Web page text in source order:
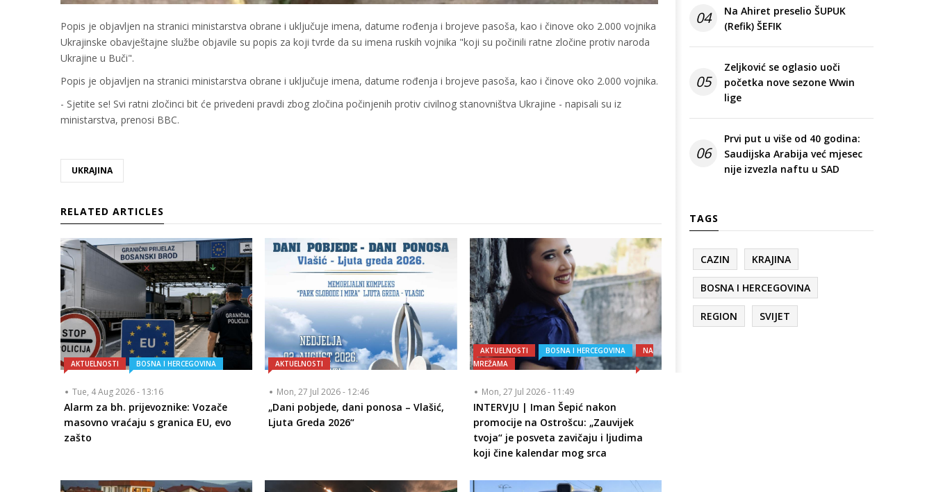
Popis je objavljen na stranici ministarstva obrane i uključuje imena, datume rođenja i brojeve pasoša, kao i činove oko 2.000 vojnika
Ukrajinske obavještajne službe objavile su popis za koji tvrde da su imena ruskih vojnika "koji su počinili ratne zločine protiv naroda
Ukrajine u Buči".
Popis je objavljen na stranici ministarstva obrane i uključuje imena, datume rođenja i brojeve pasoša, kao i činove oko 2.000 vojnika.
- Sjetite se! Svi ratni zločinci bit će privedeni pravdi zbog zločina počinjenih protiv civilnog stanovništva Ukrajine - napisali su iz
ministarstva, prenosi BBC.
UKRAJINA
RELATED ARTICLES
AKTUELNOSTI BOSNA I HERCEGOVINA
Tue, 4 Aug 2026 - 13:16
Alarm za bh. prijevoznike: Vozače
masovno vraćaju s granica EU, evo
zašto
AKTUELNOSTI
Mon, 27 Jul 2026 - 12:46
„Dani pobjede, dani ponosa – Vlašić,
Ljuta Greda 2026“
AKTUELNOSTI BOSNA I HERCEGOVINA
NA
MREŽAMA
Mon, 27 Jul 2026 - 11:49
INTERVJU | Iman Šepić nakon
promocije na Ostrošcu: „Zauvijek
tvoja“ je posveta zavičaju i ljudima
koji čine kalendar mog srca
04
Na Ahiret preselio ŠUPUK
(Refik) ŠEFIK
05
Zeljković se oglasio uoči
početka nove sezone Wwin
lige
06
Prvi put u više od 40 godina:
Saudijska Arabija već mjesec
nije izvezla naftu u SAD
TAGS
CAZIN KRAJINA
BOSNA I HERCEGOVINA
REGION SVIJET